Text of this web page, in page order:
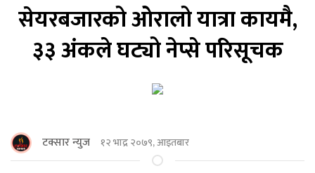
सेयरबजारको ओरालो यात्रा कायमै,
३३ अंकले घट्यो नेप्से परिसूचक
टक्सार न्युज १२ भाद्र २०७९, आइतबार